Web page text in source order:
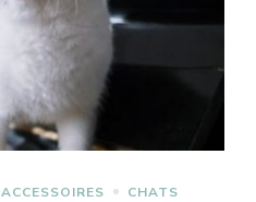
ACCESSOIRES CHATS